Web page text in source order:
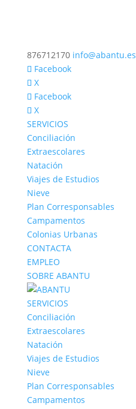
876712170 info@abantu.es
Facebook
X
Facebook
X
SERVICIOS
Conciliación
Extraescolares
Natación
Viajes de Estudios
Nieve
Plan Corresponsables
Campamentos
Colonias Urbanas
CONTACTA
EMPLEO
SOBRE ABANTU
SERVICIOS
Conciliación
Extraescolares
Natación
Viajes de Estudios
Nieve
Plan Corresponsables
Campamentos